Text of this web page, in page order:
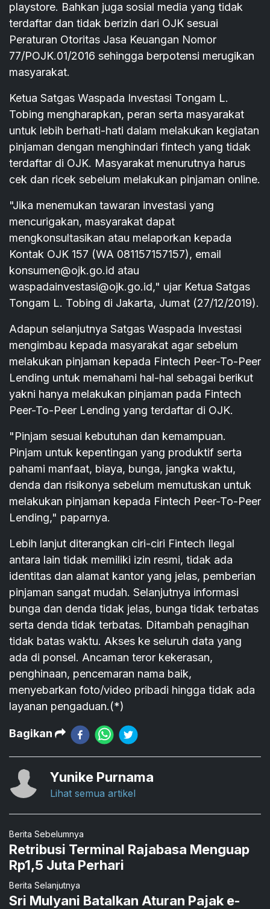
playstore. Bahkan juga sosial media yang tidak
terdaftar dan tidak berizin dari OJK sesuai
Peraturan Otoritas Jasa Keuangan Nomor
77/POJK.01/2016 sehingga berpotensi merugikan
masyarakat.
Ketua Satgas Waspada Investasi Tongam L.
Tobing mengharapkan, peran serta masyarakat
untuk lebih berhati-hati dalam melakukan kegiatan
pinjaman dengan menghindari fintech yang tidak
terdaftar di OJK. Masyarakat menurutnya harus
cek dan ricek sebelum melakukan pinjaman online.
"Jika menemukan tawaran investasi yang
mencurigakan, masyarakat dapat
mengkonsultasikan atau melaporkan kepada
Kontak OJK 157 (WA 081157157157), email
konsumen@ojk.go.id atau
waspadainvestasi@ojk.go.id," ujar Ketua Satgas
Tongam L. Tobing di Jakarta, Jumat (27/12/2019).
Adapun selanjutnya Satgas Waspada Investasi
mengimbau kepada masyarakat agar sebelum
melakukan pinjaman kepada Fintech Peer-To-Peer
Lending untuk memahami hal-hal sebagai berikut
yakni hanya melakukan pinjaman pada Fintech
Peer-To-Peer Lending yang terdaftar di OJK.
"Pinjam sesuai kebutuhan dan kemampuan.
Pinjam untuk kepentingan yang produktif serta
pahami manfaat, biaya, bunga, jangka waktu,
denda dan risikonya sebelum memutuskan untuk
melakukan pinjaman kepada Fintech Peer-To-Peer
Lending," paparnya.
Lebih lanjut diterangkan ciri-ciri Fintech Ilegal
antara lain tidak memiliki izin resmi, tidak ada
identitas dan alamat kantor yang jelas, pemberian
pinjaman sangat mudah. Selanjutnya informasi
bunga dan denda tidak jelas, bunga tidak terbatas
serta denda tidak terbatas. Ditambah penagihan
tidak batas waktu. Akses ke seluruh data yang
ada di ponsel. Ancaman teror kekerasan,
penghinaan, pencemaran nama baik,
menyebarkan foto/video pribadi hingga tidak ada
layanan pengaduan.(*)
Bagikan
Yunike Purnama
Lihat semua artikel
Berita Sebelumnya
Retribusi Terminal Rajabasa Menguap
Rp1,5 Juta Perhari
Berita Selanjutnya
Sri Mulyani Batalkan Aturan Pajak e-